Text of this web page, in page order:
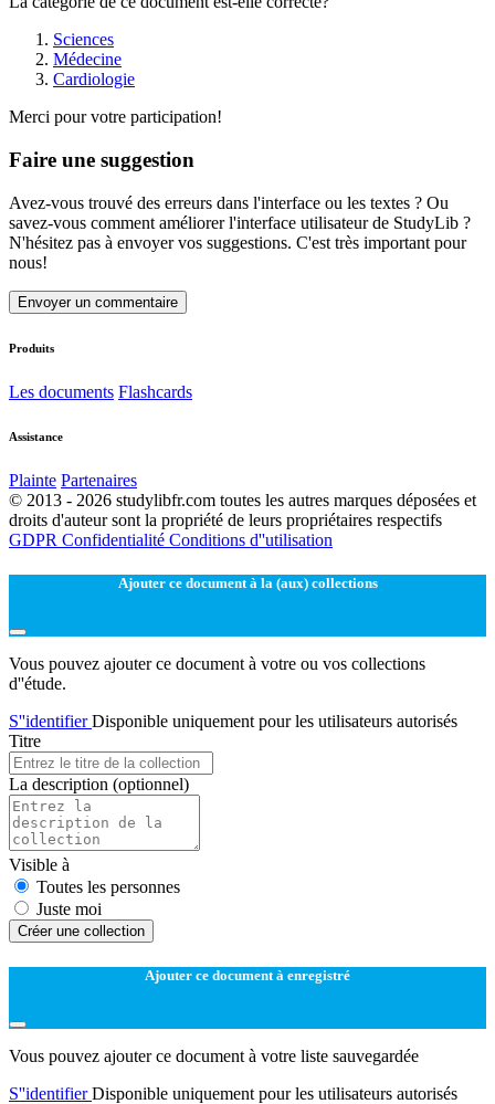
Sciences
Médecine
Cardiologie
Merci pour votre participation!
Faire une suggestion
Avez-vous trouvé des erreurs dans l'interface ou les textes ? Ou
savez-vous comment améliorer l'interface utilisateur de StudyLib ?
N'hésitez pas à envoyer vos suggestions. C'est très important pour
nous!
Envoyer un commentaire
Produits
Les documents Flashcards
Assistance
Plainte Partenaires
© 2013 - 2026 studylibfr.com toutes les autres marques déposées et
droits d'auteur sont la propriété de leurs propriétaires respectifs
GDPR Confidentialité Conditions d''utilisation
Ajouter ce document à la (aux) collections
Vous pouvez ajouter ce document à votre ou vos collections
d''étude.
S''identifierDisponible uniquement pour les utilisateurs autorisés
Titre
La description (optionnel)
Visible à
Toutes les personnes
Juste moi
Créer une collection
Ajouter ce document à enregistré
Vous pouvez ajouter ce document à votre liste sauvegardée
S''identifierDisponible uniquement pour les utilisateurs autorisés